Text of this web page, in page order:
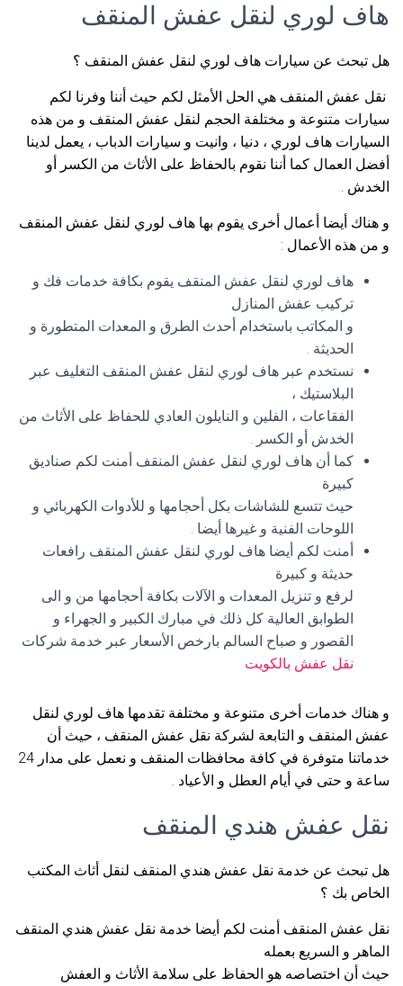
هاف لوري لنقل عفش المنقف
هل تبحث عن سيارات هاف لوري لنقل عفش المنقف ؟
نقل عفش المنقف هي الحل الأمثل لكم حيث أننا وفرنا لكم
سيارات متنوعة و مختلفة الحجم لنقل عفش المنقف و من هذه
السيارات هاف لوري ، دنيا ، وانيت و سيارات الدباب ، يعمل لدينا
أفضل العمال كما أننا نقوم بالحفاظ على الأثاث من الكسر أو
الخدش .
و هناك أيضا أعمال أخرى يقوم بها هاف لوري لنقل عفش المنقف
و من هذه الأعمال :
هاف لوري لنقل عفش المنقف يقوم بكافة خدمات فك و
تركيب عفش المنازل
و المكاتب باستخدام أحدث الطرق و المعدات المتطورة و
الحديثة .
نستخدم عبر هاف لوري لنقل عفش المنقف التغليف عبر
البلاستيك ،
الفقاعات ، الفلين و النايلون العادي للحفاظ على الأثاث من
الخدش أو الكسر .
كما أن هاف لوري لنقل عفش المنقف أمنت لكم صناديق
كبيرة
حيث تتسع للشاشات بكل أحجامها و للأدوات الكهربائي و
اللوحات الفنية و غيرها أيضا .
أمنت لكم أيضا هاف لوري لنقل عفش المنقف رافعات
حديثة و كبيرة
لرفع و تنزيل المعدات و الآلات بكافة أحجامها من و الى
الطوابق العالية كل ذلك في مبارك الكبير و الجهراء و
القصور و صباح السالم بارخص الأسعار عبر خدمة شركات
نقل عفش بالكويت
و هناك خدمات أخرى متنوعة و مختلفة تقدمها هاف لوري لنقل
عفش المنقف و التابعة لشركة نقل عفش المنقف ، حيث أن
خدماتنا متوفرة في كافة محافظات المنقف و نعمل على مدار 24
ساعة و حتى في أيام العطل و الأعياد .
نقل عفش هندي المنقف
هل تبحث عن خدمة نقل عفش هندي المنقف لنقل أثاث المكتب
الخاص بك ؟
نقل عفش المنقف أمنت لكم أيضا خدمة نقل عفش هندي المنقف
الماهر و السريع بعمله
حيث أن اختصاصه هو الحفاظ على سلامة الأثاث و العفش